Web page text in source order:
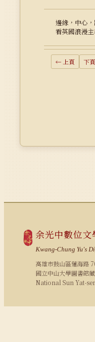
邊緣，中心
看英國浪漫
← 上頁 下
余光中數位文
Kwang-Chung Yu's
高雄市鼓山區蓮海路
國立中山大學圖書館藏
National Sun Yat-